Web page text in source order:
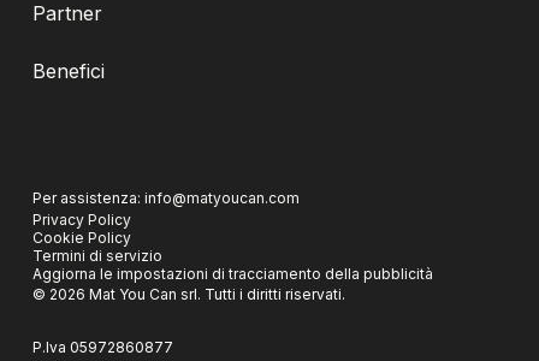
Partner
Benefici
Per assistenza: info@matyoucan.com
Privacy Policy
Cookie Policy
Termini di servizio
Aggiorna le impostazioni di tracciamento della pubblicità
© 2026 Mat You Can srl. Tutti i diritti riservati.
P.Iva 05972860877